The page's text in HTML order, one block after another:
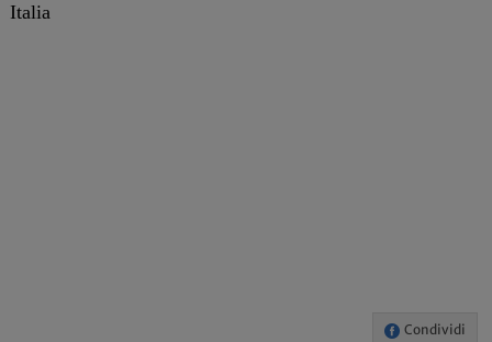
Italia
Condividi